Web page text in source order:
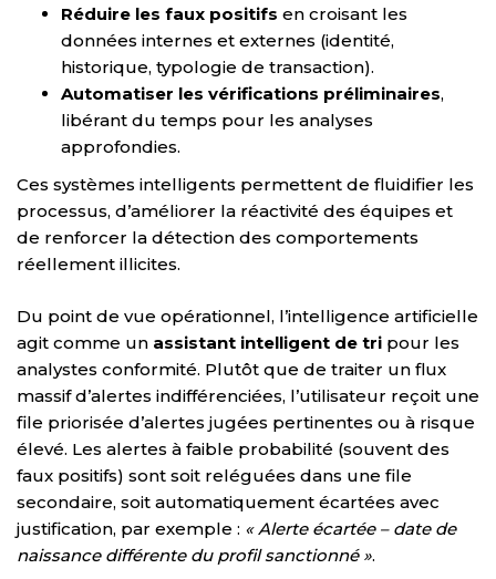
Réduire les faux positifs en croisant les
données internes et externes (identité,
historique, typologie de transaction).
Automatiser les vérifications préliminaires,
libérant du temps pour les analyses
approfondies.
Ces systèmes intelligents permettent de fluidifier les
processus, d’améliorer la réactivité des équipes et
de renforcer la détection des comportements
réellement illicites.
Du point de vue opérationnel, l’intelligence artificielle
agit comme un assistant intelligent de tri pour les
analystes conformité. Plutôt que de traiter un flux
massif d’alertes indifférenciées, l’utilisateur reçoit une
file priorisée d’alertes jugées pertinentes ou à risque
élevé. Les alertes à faible probabilité (souvent des
faux positifs) sont soit reléguées dans une file
secondaire, soit automatiquement écartées avec
justification, par exemple : « Alerte écartée – date de
naissance différente du profil sanctionné ».